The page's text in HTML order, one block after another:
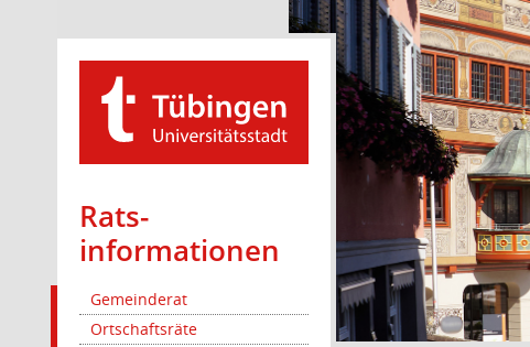
Rats­
informationen
Gemeinderat
Ortschaftsräte